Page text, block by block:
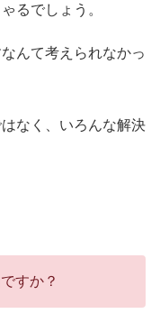
るでしょう。
んて考えられなかっ
なく、いろんな解決
すか？